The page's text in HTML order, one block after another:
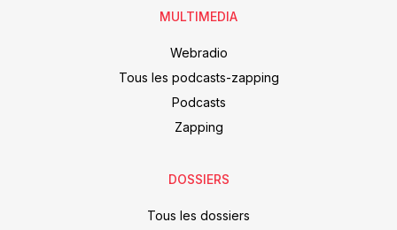
MULTIMEDIA
Webradio
Tous les podcasts-zapping
Podcasts
Zapping
DOSSIERS
Tous les dossiers